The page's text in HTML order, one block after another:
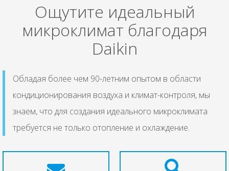
Ощутите идеальный
микроклимат благодаря
Daikin
Обладая более чем 90-летним опытом в области
кондиционирования воздуха и климат-контроля, мы
знаем, что для создания идеального микроклимата
требуется не только отопление и охлаждение.